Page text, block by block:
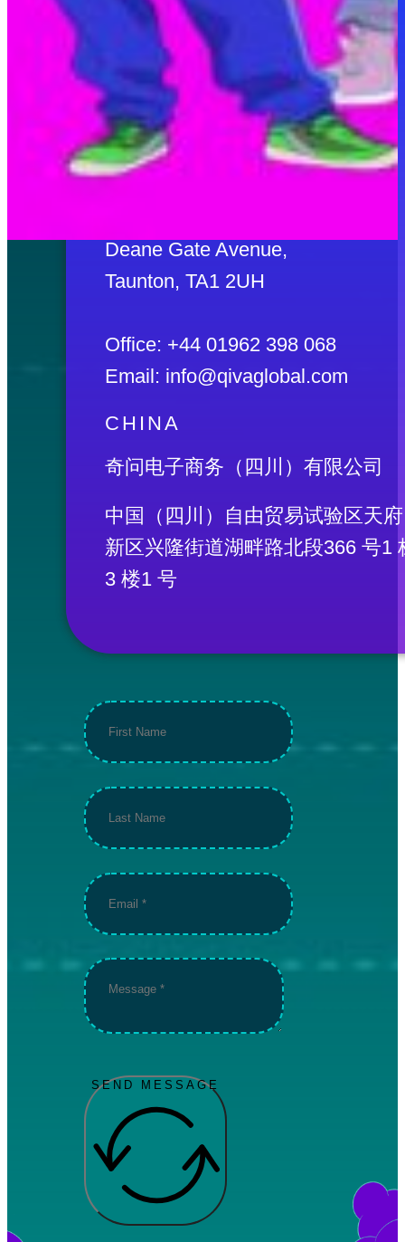
CONTACT US
UNITED KINGDOM
QIVA Global Limited
Deane Gate Avenue,
Taunton, TA1 2UH
Office: +44 01962 398 068
Email: info@qivaglobal.com
CHINA
奇问电子商务（四川）有限公司
中国（四川）自由贸易试验区天府
新区兴隆街道湖畔路北段366 号1
3 楼1 号
SEND MESSAGE